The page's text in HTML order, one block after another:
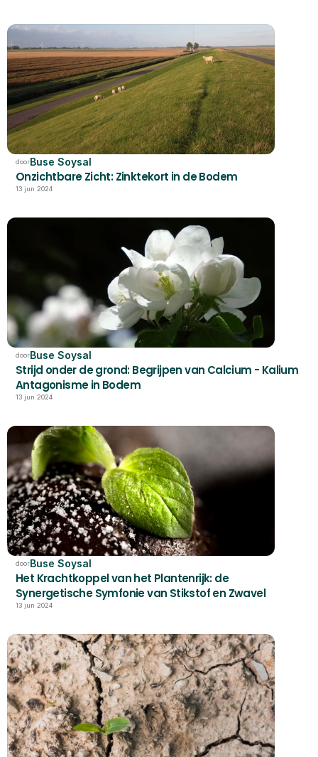
doorBuse Soysal
Onzichtbare Zicht: Zinktekort in de Bodem
13 jun 2024
doorBuse Soysal
Strijd onder de grond: Begrijpen van Calcium - Kalium
Antagonisme in Bodem
13 jun 2024
doorBuse Soysal
Het Krachtkoppel van het Plantenrijk: de
Synergetische Symfonie van Stikstof en Zwavel
13 jun 2024